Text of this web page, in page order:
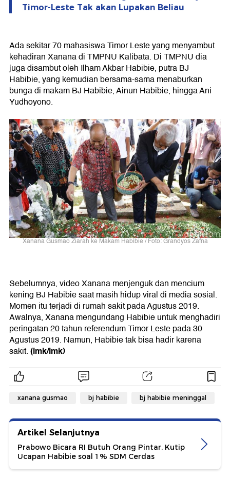
Timor-Leste Tak akan Lupakan Beliau
Ada sekitar 70 mahasiswa Timor Leste yang menyambut
kehadiran Xanana di TMPNU Kalibata. Di TMPNU dia
juga disambut oleh Ilham Akbar Habibie, putra BJ
Habibie, yang kemudian bersama-sama menaburkan
bunga di makam BJ Habibie, Ainun Habibie, hingga Ani
Yudhoyono.
Xanana Gusmao Ziarah ke Makam Habibie / Foto: Grandyos Zafna
Sebelumnya, video Xanana menjenguk dan mencium
kening BJ Habibie saat masih hidup viral di media sosial.
Momen itu terjadi di rumah sakit pada Agustus 2019.
Awalnya, Xanana mengundang Habibie untuk menghadiri
peringatan 20 tahun referendum Timor Leste pada 30
Agustus 2019. Namun, Habibie tak bisa hadir karena
sakit.(imk/imk)
xanana gusmao bj habibie bj habibie meninggal
Artikel Selanjutnya
Prabowo Bicara RI Butuh Orang Pintar, Kutip
Ucapan Habibie soal 1% SDM Cerdas